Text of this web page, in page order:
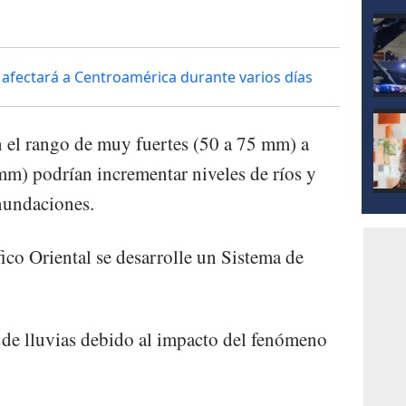
a Centroamérica durante varios días
rango de muy fuertes (50 a 75 mm) a
podrían incrementar niveles de ríos y
Oriental se desarrolle un Sistema de
lluvias debido al impacto del fenómeno